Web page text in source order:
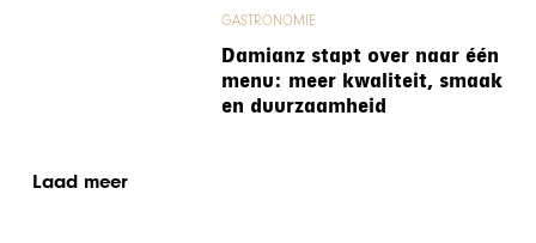
GASTRONOMIE
Damianz stapt over naar één
menu: meer kwaliteit, smaak
en duurzaamheid
Laad meer